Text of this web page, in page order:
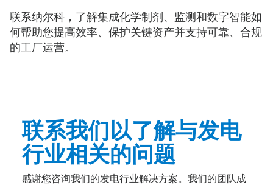
联系纳尔科，了解集成化学制剂、监测和数字智能如
何帮助您提高效率、保护关键资产并支持可靠、合规
的工厂运营。
联系我们以了解与发电
行业相关的问题
感谢您咨询我们的发电行业解决方案。我们的团队成